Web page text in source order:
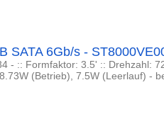
SATA 6Gb/s -
- :: Formfaktor: 3.5' :: Drehzahl:
(Betrieb), 7.5W (Leerlauf) -